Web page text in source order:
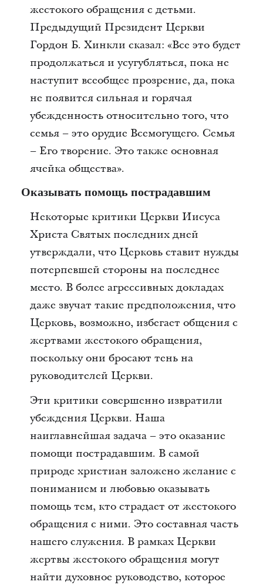
жестокого обращения с детьми.
Предыдущий Президент Церкви
Гордон Б. Хинкли сказал: «Все это будет
продолжаться и усугубляться, пока не
наступит всеобщее прозрение, да, пока
не появится сильная и горячая
убежденность относительно того, что
семья – это орудие Всемогущего. Семья
– Его творение. Это также основная
ячейка общества».
Оказывать помощь пострадавшим
Некоторые критики Церкви Иисуса
Христа Святых последних дней
утверждали, что Церковь ставит нужды
потерпевшей стороны на последнее
место. В более агрессивных докладах
даже звучат такие предположения, что
Церковь, возможно, избегает общения с
жертвами жестокого обращения,
поскольку они бросают тень на
руководителей Церкви.
Эти критики совершенно извратили
убеждения Церкви. Наша
наиглавнейшая задача – это оказание
помощи пострадавшим. В самой
природе христиан заложено желание с
пониманием и любовью оказывать
помощь тем, кто страдает от жестокого
обращения с ними. Это составная часть
нашего служения. В рамках Церкви
жертвы жестокого обращения могут
найти духовное руководство, которое